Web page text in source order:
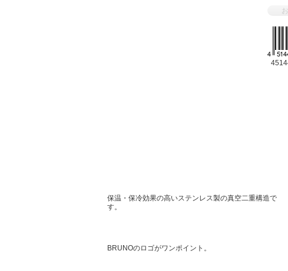
保温・保冷効果の高いステンレス製の真空二重構造で
す。
BRUNOのロゴがワンポイント。